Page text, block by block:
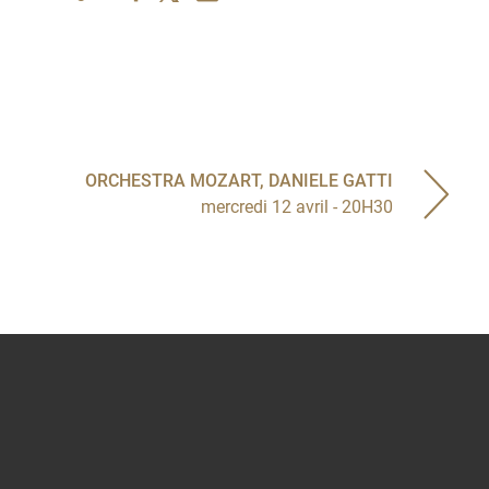
ORCHESTRA MOZART, DANIELE GATTI
mercredi 12 avril - 20H30